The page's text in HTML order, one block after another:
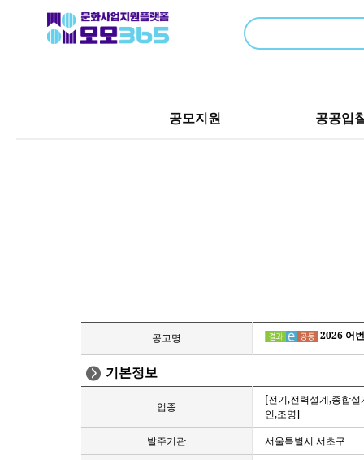
공모지원 공공입
공고명 2026 어
기본정보
업종
[전기,전력설계,종합
인,조명]
발주기관
서울특별시 서초구